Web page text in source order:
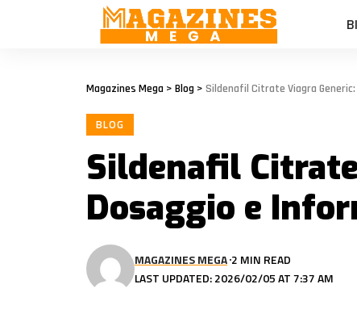
Magazines Mega > Blog > Sildenafil Citrate Viagra
BLOG
Sildenafil
Dosaggio e
LAST UPDATED: 2026/02/05 AT 7:37 AM
MAGAZINES MEGA 2 MIN READ